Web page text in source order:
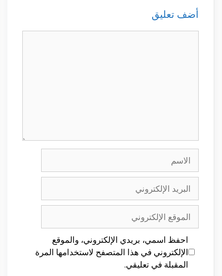
أضف تعليق
الإلكتروني
الإلكتروني
احفظ اسمي، بريدي الإلكتروني، والموقع
الإلكتروني في هذا المتصفح لاستخدامها المرة
المقبلة في تعليقي.